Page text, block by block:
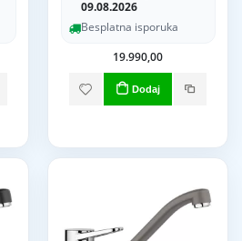
09.08.2026
Besplatna isporuka
19.990,00
Dodaj